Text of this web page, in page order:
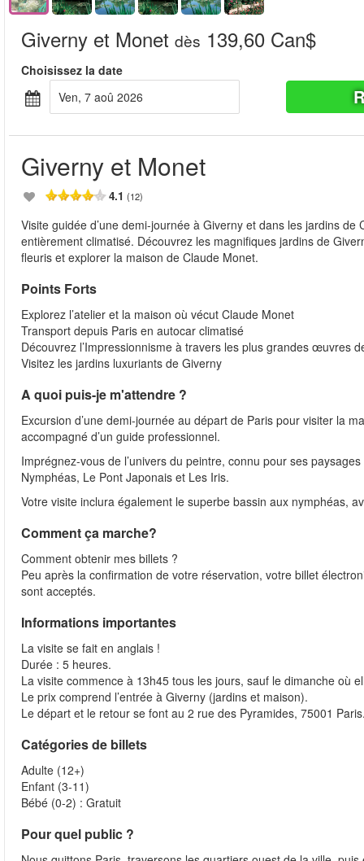
Giverny et Monet dès 139,60 Can$
Choisissez la date
ven, 7 aoû 2026
Giverny et Monet
4.1 (12)
Visite guidée d’une demi-journée à Giverny et dans les jardins
entièrement climatisé. Découvrez les magnifiques jardins de
fleuris et explorer la maison de Claude Monet.
Points Forts
Explorez l’atelier et la maison où vécut Claude Monet
Transport depuis Paris en autocar climatisé
Découvrez l’Impressionnisme à travers les plus grandes œuvres
Visitez les jardins luxuriants de Giverny
A quoi puis-je m'attendre ?
Excursion d’une demi-journée au départ de Paris pour visiter la
accompagné d’un guide professionnel.
Imprégnez-vous de l’univers du peintre, connu pour ses
Nymphéas, Le Pont Japonais et Les Iris.
Votre visite inclura également le superbe bassin aux nymphéas,
Comment ça marche?
Comment obtenir mes billets ?
Peu après la confirmation de votre réservation, votre billet
sont acceptés.
Informations importantes
La visite se fait en anglais !
Durée : 5 heures.
La visite commence à 13h45 tous les jours, sauf le dimanche où
Le prix comprend l’entrée à Giverny (jardins et maison).
Le départ et le retour se font au 2 rue des Pyramides, 75001
Catégories de billets
Adulte (12+)
Enfant (3-11)
Bébé (0-2) : Gratuit
Pour quel public ?